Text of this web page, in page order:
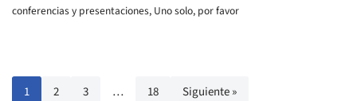
conferencias y presentaciones, Uno solo, por favor
1 2 3 … 18 Siguiente »